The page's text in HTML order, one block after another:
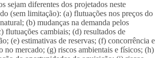
sejam diferentes dos projetados neste
(sem limitação): (a) flutuações nos preços do
(b) mudanças na demanda pelos
flutuações cambiais; (d) resultados de
(e) estimativas de reservas; (f) concorrência e
no mercado; (g) riscos ambientais e físicos; (h)